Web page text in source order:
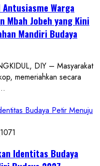
Warga
Mbah Jobeh yang Kini
Mandiri Budaya
DIY – Masyarakat
memeriahkan secara
Budaya Petir Menuju
Identitas Budaya